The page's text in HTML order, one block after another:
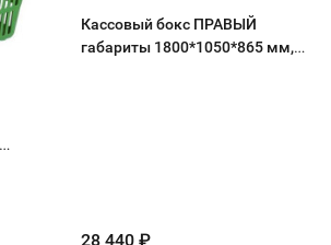
Кассовый бокс ПРАВЫЙ
габариты 1800*1050*865 мм,
28 440 ₽